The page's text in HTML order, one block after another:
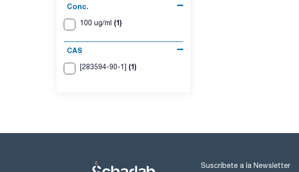
Conc.
100 ug/ml (1)
CAS
[283594-90-1] (1)
Suscríbete a la Newsletter